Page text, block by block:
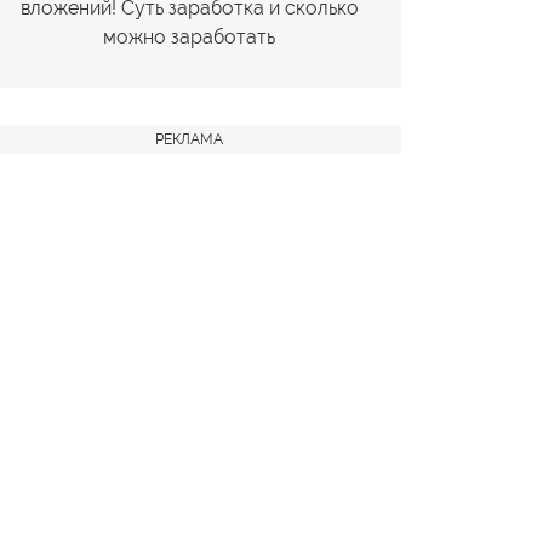
вложений! Суть заработка и сколько
можно заработать